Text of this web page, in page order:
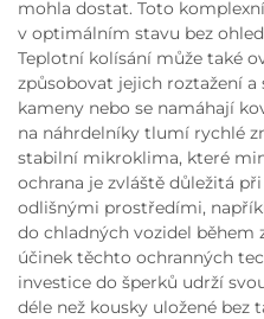
mohla dostat. Toto
v optimálním stavu bez
Teplotní kolísání může také
způsobovat jejich roztažení
kameny nebo se namáhají
na náhrdelníky tlumí rychlé
stabilní mikroklima, které
ochrana je zvláště důležitá
odlišnými prostředími,
do chladných vozidel
účinek těchto ochranných
investice do šperků udrží
déle než kousky uložené bez